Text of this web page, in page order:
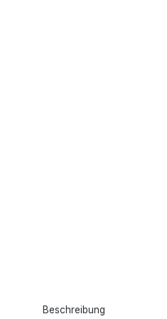
Beschreibung